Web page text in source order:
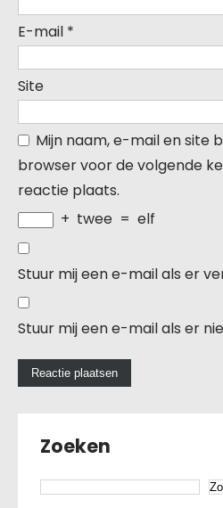
E-mail *
Site
Mijn naam, e-mail en site
browser voor de volgende
reactie plaats.
+ twee = elf
Stuur mij een e-mail als er
Stuur mij een e-mail als er
Zoeken